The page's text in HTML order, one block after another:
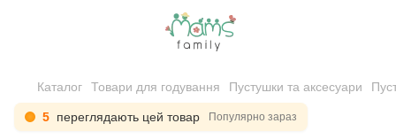
Каталог Товари для годування Пустушки та аксесуари
5 переглядають цей товар Популярно зараз